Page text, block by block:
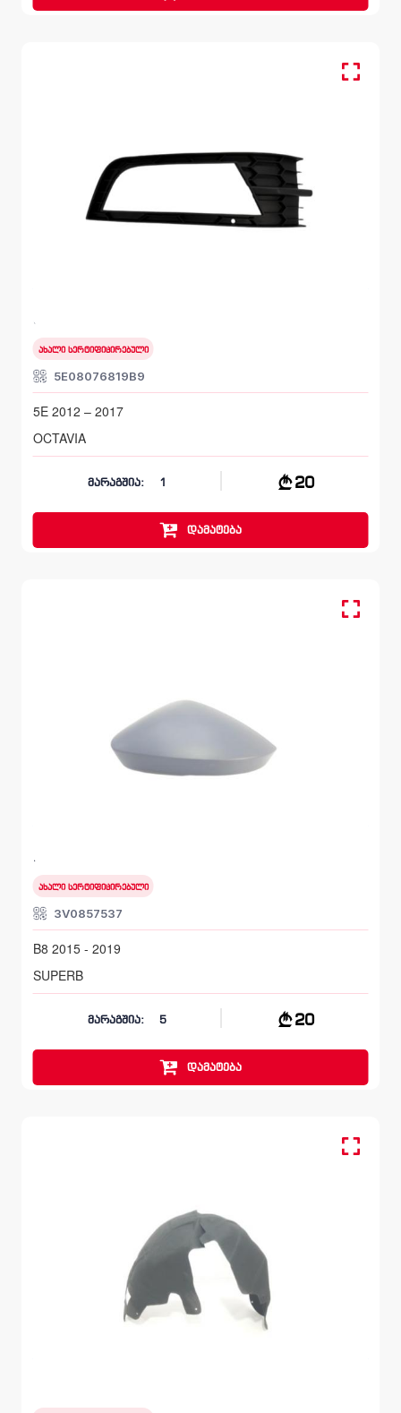
5E 2012 – 2017
ახალი სერტიფიცირებული
5E08076819B9
5E 2012 – 2017
OCTAVIA
მარაგშია: 1 20
დამატება
B8 2015 - 2019
ახალი სერტიფიცირებული
3V0857537
B8 2015 - 2019
SUPERB
მარაგშია: 5 20
დამატება
უკანა მარჯვენა, ფრთის ამოსაფარებელი